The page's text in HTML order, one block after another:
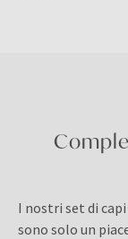
I nostri set di
sono solo un